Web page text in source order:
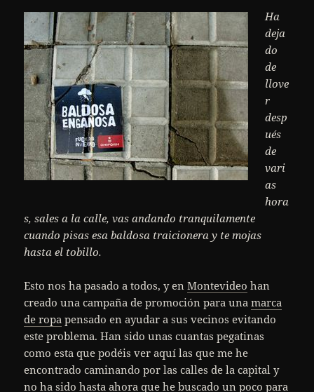
Ha
deja
do
de
llove
r
desp
ués
de
vari
as
hora
s, sales a la calle, vas andando tranquilamente
cuando pisas esa baldosa traicionera y te mojas
hasta el tobillo.
Esto nos ha pasado a todos, y enMontevideo han
creado una campaña de promoción para unamarca
de ropa pensado en ayudar a sus vecinos evitando
este problema. Han sido unas cuantas pegatinas
como esta que podéis ver aquí las que me he
encontrado caminando por las calles de la capital y
no ha sido hasta ahora que he buscado un poco para